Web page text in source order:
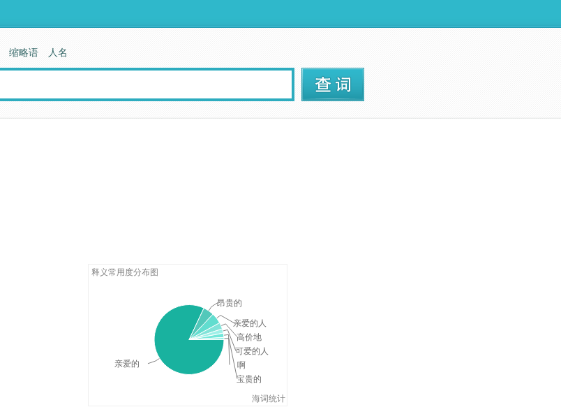
释义常用度分布图
海词统计
亲爱的
昂贵的
亲爱的人
高价地
可爱的人
啊
宝贵的
缩略语 人名